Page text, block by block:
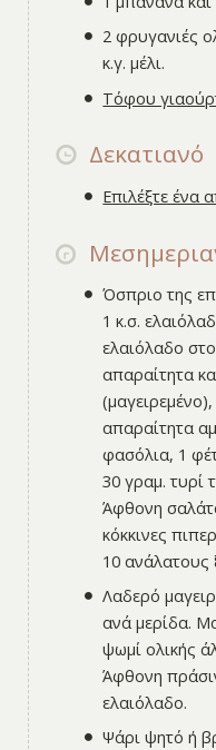
2 φρυγανιές
κ.γ. μέλι.
Τόφου
Δεκατιανό
Επιλέξτε ένα
Όσπριο της
1 κ.σ.
ελαιόλαδο
απαραίτητα
απαραίτητα
φασόλια, 1
30 γραμ. τυρί
Άφθονη
κόκκινες
10 ανάλατους
Λαδερό
ανά μερίδα.
ψωμί ολικής
Άφθονη
ελαιόλαδο.
Ψάρι ψητό ή